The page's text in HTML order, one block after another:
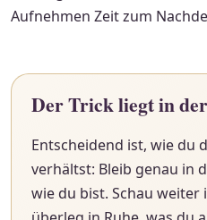
Aufnehmen Zeit zum
Der Trick liegt in der
Entscheidend ist, wie du
verhältst: Bleib genau in
wie du bist. Schau weiter